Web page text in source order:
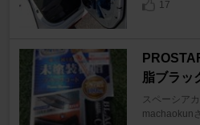
17
脂ブラッ
スペーシア
machaokun